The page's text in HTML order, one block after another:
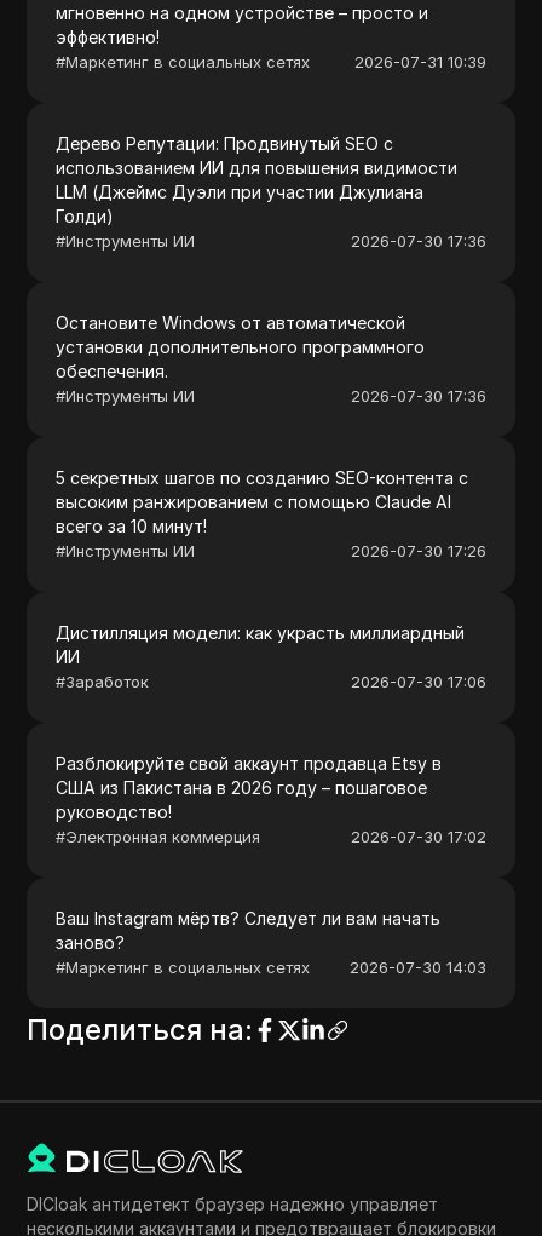
мгновенно на одном устройстве – просто и
эффективно!
#Маркетинг в социальных сетях 2026-07-31 10:39
Дерево Репутации: Продвинутый SEO с
использованием ИИ для повышения видимости
LLM (Джеймс Дуэли при участии Джулиана
Голди)
#Инструменты ИИ 2026-07-30 17:36
Остановите Windows от автоматической
установки дополнительного программного
обеспечения.
#Инструменты ИИ 2026-07-30 17:36
5 секретных шагов по созданию SEO-контента с
высоким ранжированием с помощью Claude AI
всего за 10 минут!
#Инструменты ИИ 2026-07-30 17:26
Дистилляция модели: как украсть миллиардный
ИИ
#Заработок 2026-07-30 17:06
Разблокируйте свой аккаунт продавца Etsy в
США из Пакистана в 2026 году – пошаговое
руководство!
#Электронная коммерция 2026-07-30 17:02
Ваш Instagram мёртв? Следует ли вам начать
заново?
#Маркетинг в социальных сетях 2026-07-30 14:03
Поделиться на:
DICloak антидетект браузер надежно управляет
несколькими аккаунтами и предотвращает блокировки